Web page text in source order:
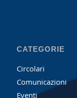
CATEGORIE
Circolari
Comunicazioni
Eventi